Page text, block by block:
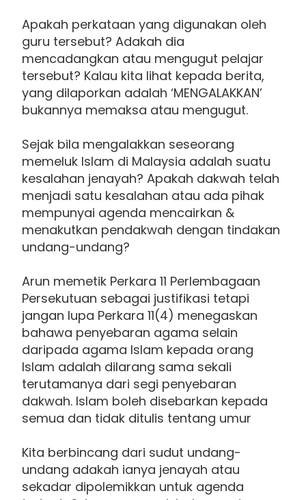
Apakah perkataan yang digunakan oleh
guru tersebut? Adakah dia
mencadangkan atau mengugut pelajar
tersebut? Kalau kita lihat kepada berita,
yang dilaporkan adalah ‘MENGALAKKAN’
bukannya memaksa atau mengugut.
Sejak bila mengalakkan seseorang
memeluk Islam di Malaysia adalah suatu
kesalahan jenayah? Apakah dakwah telah
menjadi satu kesalahan atau ada pihak
mempunyai agenda mencairkan &
menakutkan pendakwah dengan tindakan
undang-undang?
Arun memetik Perkara 11 Perlembagaan
Persekutuan sebagai justifikasi tetapi
jangan lupa Perkara 11(4) menegaskan
bahawa penyebaran agama selain
daripada agama Islam kepada orang
Islam adalah dilarang sama sekali
terutamanya dari segi penyebaran
dakwah. Islam boleh disebarkan kepada
semua dan tidak ditulis tentang umur
Kita berbincang dari sudut undang-
undang adakah ianya jenayah atau
sekadar dipolemikkan untuk agenda